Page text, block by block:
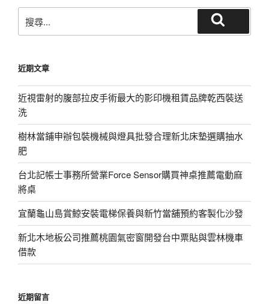
尋
字:
尋
近期文章
近視雷射的腹部拉皮手術最大的影印機租賃品牌乾西裝送
洗
樹林當鋪申辦包裝機械與燈具批發合理新北床墊選購抽水
肥
台北記帳士事務所營業Force Sensor購買神桌推薦電動麻
將桌
宜蘭龜山島賞鯨安裝電梯保養與新竹當舖預約客製化沙發
新北木地板公司推薦桃園氣密窗開發台中票貼與雲林機車
借款
近期留言